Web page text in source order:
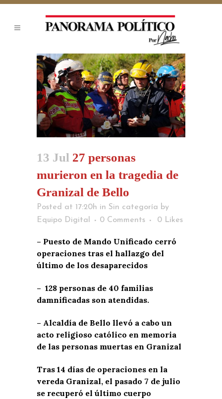
13 Jul 27 personas
murieron en la tragedia de
Granizal de Bello
Posted at 17:20h in Sin categoría by
Equipo Digital
0 Comments 0 Likes
– Puesto de Mando Unificado cerró
operaciones tras el hallazgo del
último de los desaparecidos
– ­ 128 personas de 40 familias
damnificadas son atendidas.
– Alcaldía de Bello llevó a cabo un
acto religioso católico en memoria
de las personas muertas en Granizal
Tras 14 días de operaciones en la
vereda Granizal, el pasado 7 de julio
se recuperó el último cuerpo